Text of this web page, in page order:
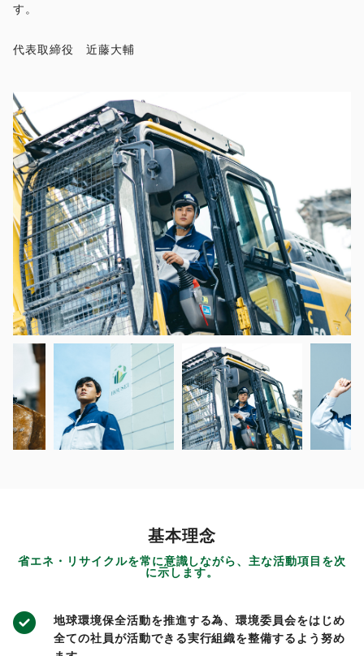
す。
代表取締役 近藤大輔
基本理念
省エネ・リサイクルを常に意識しながら、主な活動項目を次
に示します。
地球環境保全活動を推進する為、環境委員会をはじめ
全ての社員が活動できる実行組織を整備するよう努め